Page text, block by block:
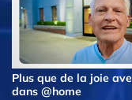
Plus que de la joie
dans @home